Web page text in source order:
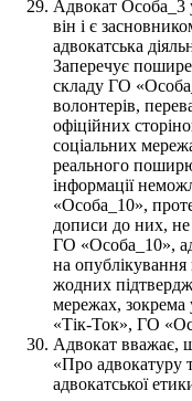
Адвокат Особа_3
він і є
адвокатська
Заперечує
складу ГО
волонтерів,
офіційних
соціальних
реального
інформації
«Особа_10»,
дописи до них, не
ГО «Особа_10»,
на
жодних
мережах, зокрема
«Тік-Ток», ГО
Адвокат вважає,
«Про адвокатуру
адвокатської